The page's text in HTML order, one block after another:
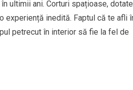
ultimii ani. Corturi spațioase,
experiență inedită. Faptul că te afli
petrecut în interior să fie la fel de